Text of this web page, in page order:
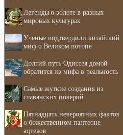
Легенды о золоте в разных
мировых культурах
Ученые подтвердили китайский
миф о Великом потопе
Долгий путь Одиссея домой
обратится из мифа в реальность
Самые жуткие создания из
славянских поверий
Пятнадцать невероятных фактов
о божественном пантеоне
ацтеков